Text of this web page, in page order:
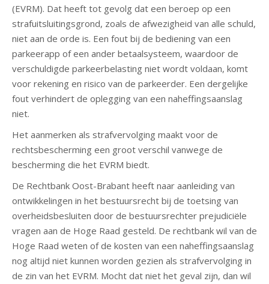
(EVRM). Dat heeft tot gevolg dat een beroep op een
strafuitsluitingsgrond, zoals de afwezigheid van alle schuld,
niet aan de orde is. Een fout bij de bediening van een
parkeerapp of een ander betaalsysteem, waardoor de
verschuldigde parkeerbelasting niet wordt voldaan, komt
voor rekening en risico van de parkeerder. Een dergelijke
fout verhindert de oplegging van een naheffingsaanslag
niet.
Het aanmerken als strafvervolging maakt voor de
rechtsbescherming een groot verschil vanwege de
bescherming die het EVRM biedt.
De Rechtbank Oost-Brabant heeft naar aanleiding van
ontwikkelingen in het bestuursrecht bij de toetsing van
overheidsbesluiten door de bestuursrechter prejudiciële
vragen aan de Hoge Raad gesteld. De rechtbank wil van de
Hoge Raad weten of de kosten van een naheffingsaanslag
nog altijd niet kunnen worden gezien als strafvervolging in
de zin van het EVRM. Mocht dat niet het geval zijn, dan wil